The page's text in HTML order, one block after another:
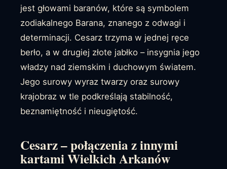
jest głowami baranów, które są symbolem
zodiakalnego Barana, znanego z odwagi i
determinacji. Cesarz trzyma w jednej ręce
berło, a w drugiej złote jabłko – insygnia jego
władzy nad ziemskim i duchowym światem.
Jego surowy wyraz twarzy oraz surowy
krajobraz w tle podkreślają stabilność,
beznamiętność i nieugiętość.
Cesarz – połączenia z innymi
kartami Wielkich Arkanów